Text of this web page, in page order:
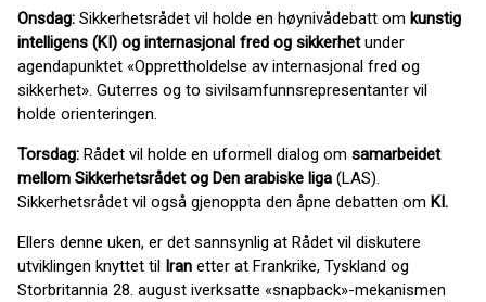
Onsdag: Sikkerhetsrådet vil holde en høynivådebatt om kunstig
intelligens (KI) og internasjonal fred og sikkerhetunder
agendapunktet «Opprettholdelse av internasjonal fred og
sikkerhet». Guterres og to sivilsamfunnsrepresentanter vil
holde orienteringen.
Torsdag: Rådet vil holde en uformell dialog om samarbeidet
mellom Sikkerhetsrådet og Den arabiske liga (LAS).
Sikkerhetsrådet vil også gjenoppta den åpne debatten om KI.
Ellers denne uken, er det sannsynlig at Rådet vil diskutere
utviklingen knyttet til Iran etter at Frankrike, Tyskland og
Storbritannia 28. august iverksatte «snapback»-mekanismen